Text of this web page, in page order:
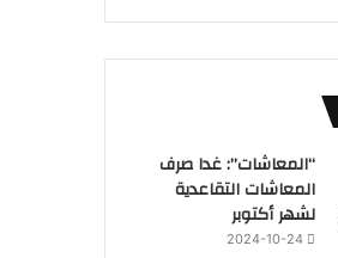
“المعاشات”: غدا صرف
المعاشات التقاعدية
لشهر أكتوبر
2024-10-24